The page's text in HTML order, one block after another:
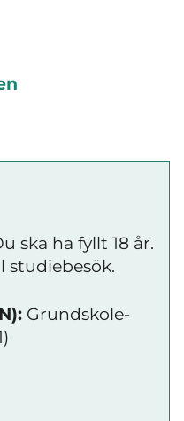
ska ha fyllt 18 år.
studiebesök.
Grundskole-